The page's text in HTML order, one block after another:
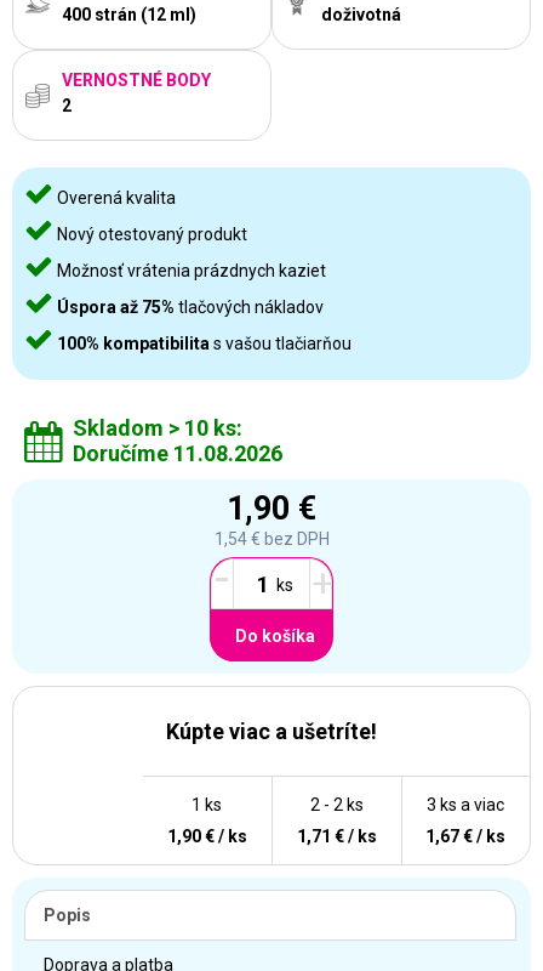
400 strán (12 ml)
doživotná
VERNOSTNÉ BODY
2
Overená kvalita
Nový otestovaný produkt
Možnosť vrátenia prázdnych kaziet
Úspora až 75% tlačových nákladov
100% kompatibilita s vašou tlačiarňou
Skladom > 10 ks:
Doručíme 11.08.2026
1,90 €
1,54 € bez DPH
- +
Do košíka
Kúpte viac a ušetríte!
3 ks a viac
1,67 € / ks
2 - 2 ks
1,71 € / ks
1 ks
1,90 € / ks
Popis
Doprava a platba